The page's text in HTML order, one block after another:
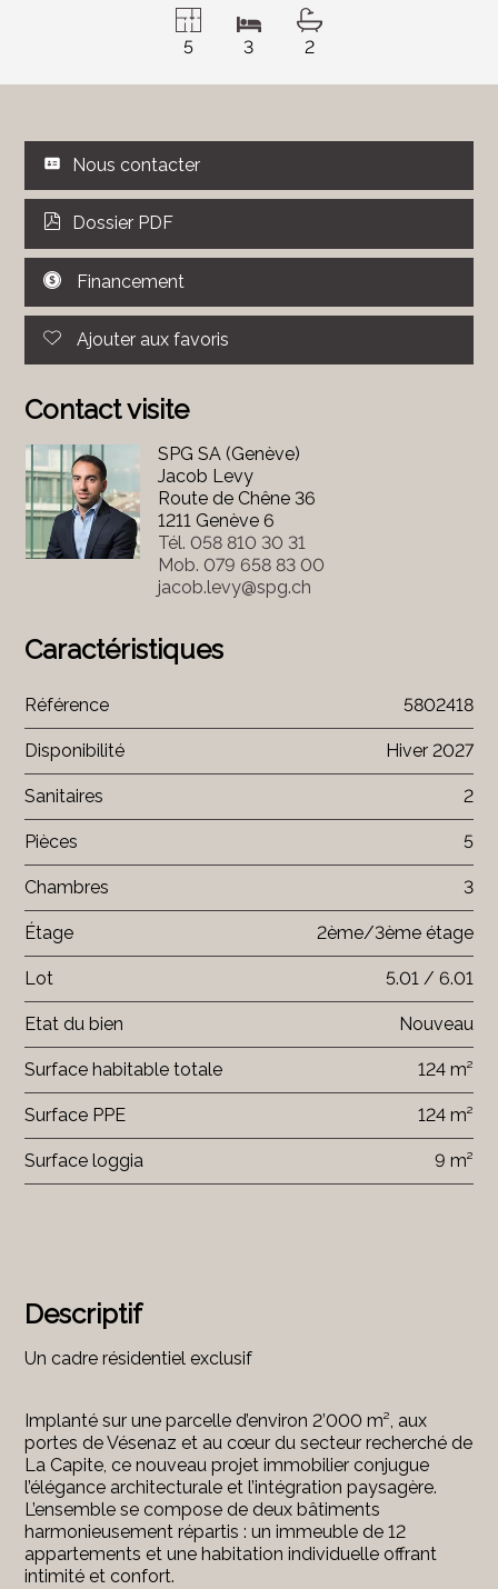
5 3 2
Descriptif
Un cadre résidentiel exclusif
Implanté sur une parcelle d’environ 2’000 m², aux
portes de Vésenaz et au cœur du secteur recherché de
La Capite, ce nouveau projet immobilier conjugue
l’élégance architecturale et l’intégration paysagère.
L’ensemble se compose de deux bâtiments
harmonieusement répartis : un immeuble de 12
appartements et une habitation individuelle offrant
intimité et confort.
Nous contacter
Dossier PDF
Financement
Ajouter aux favoris
Contact visite
SPG SA (Genève)
Jacob Levy
Route de Chêne 36
1211 Genève 6
Tél. 058 810 30 31
Mob. 079 658 83 00
jacob.levy@spg.ch
Caractéristiques
Référence 5802418
Disponibilité Hiver 2027
Sanitaires 2
Pièces 5
Chambres 3
Étage 2ème/3ème étage
Lot 5.01 / 6.01
Etat du bien Nouveau
Surface habitable totale 124 m²
Surface PPE 124 m²
Surface loggia 9 m²